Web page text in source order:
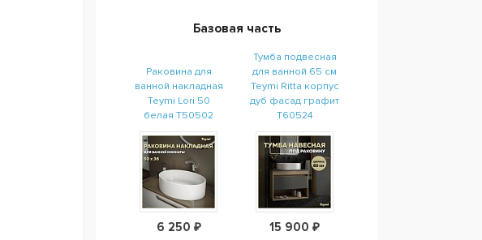
Базовая часть
Раковина для
ванной накладная
Teymi Lori 50
белая T50502
6 250 ₽
Тумба подвесная
для ванной 65 см
Teymi Ritta корпус
дуб фасад графит
T60524
15 900 ₽